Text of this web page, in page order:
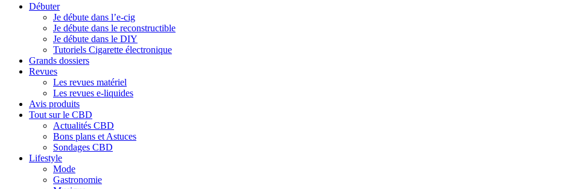
Débuter
Je débute dans l’e-cig
Je débute dans le reconstructible
Je débute dans le DIY
Tutoriels Cigarette électronique
Grands dossiers
Revues
Les revues matériel
Les revues e-liquides
Avis produits
Tout sur le CBD
Actualités CBD
Bons plans et Astuces
Sondages CBD
Lifestyle
Mode
Gastronomie